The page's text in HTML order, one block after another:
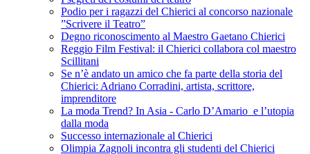
Podio per i ragazzi del Chierici al concorso nazionale
”Scrivere il Teatro”
Degno riconoscimento al Maestro Gaetano Chierici
Reggio Film Festival: il Chierici collabora col maestro
Scillitani
Se n’è andato un amico che fa parte della storia del
Chierici: Adriano Corradini, artista, scrittore,
imprenditore
La moda Trend? In Asia - Carlo D’Amario e l’utopia
dalla moda
Successo internazionale al Chierici
Olimpia Zagnoli incontra gli studenti del Chierici